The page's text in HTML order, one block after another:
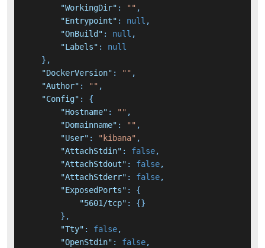
"WorkingDir" : "" ,
"Entrypoint" : null ,
"OnBuild" : null ,
"Labels" :
null
} ,
"DockerVersion" : "" ,
"Author" : "" ,
"Config" :
{
"Hostname" : "" ,
"Domainname" : "" ,
"User" : "kibana" ,
"AttachStdin" : false,
"AttachStdout" : false,
"AttachStderr" : false,
"ExposedPorts" :
{
"5601/tcp" : {}
} ,
"Tty" : false,
"OpenStdin" : false,